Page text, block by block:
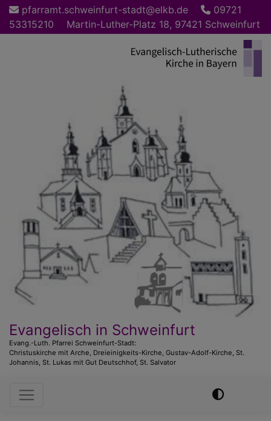
Direkt
zum
Inhalt
pfarramt.schweinfurt-stadt@elkb.de
09721
53315210
Martin-Luther-Platz 18, 97421 Schweinfurt
Evangelisch in Schweinfurt
Evang.-Luth. Pfarrei Schweinfurt-Stadt:
Christuskirche mit Arche, Dreieinigkeits-Kirche, Gustav-Adolf-Kirche, St.
Johannis, St. Lukas mit Gut Deutschhof, St. Salvator
Hauptnavigation